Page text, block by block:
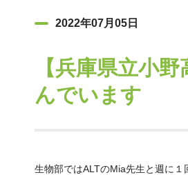
2022年07月05日
【兵庫県立小
んでいます
生物部ではALTのMia先生と週に１